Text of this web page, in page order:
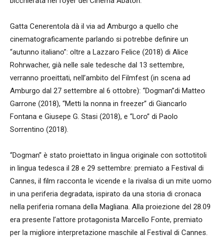
Gatta Cenerentola dà il via ad Amburgo a quello che
cinematograficamente parlando si potrebbe definire un
“autunno italiano”: oltre a Lazzaro Felice (2018) di Alice
Rohrwacher, già nelle sale tedesche dal 13 settembre,
verranno proeittati, nell’ambito del Filmfest (in scena ad
Amburgo dal 27 settembre al 6 ottobre): “Dogman”di Matteo
Garrone (2018), “Metti la nonna in freezer” di Giancarlo
Fontana e Giusepe G. Stasi (2018), e “Loro” di Paolo
Sorrentino (2018).
“Dogman” è stato proiettato in lingua originale con sottotitoli
in lingua tedesca il 28 e 29 settembre: premiato a Festival di
Cannes, il film racconta le vicende e la rivalsa di un mite uomo
in una periferia degradata, ispirato da una storia di cronaca
nella periferia romana della Magliana. Alla proiezione del 28.09
era presente l’attore protagonista Marcello Fonte, premiato
per la migliore interpretazione maschile al Festival di Cannes.